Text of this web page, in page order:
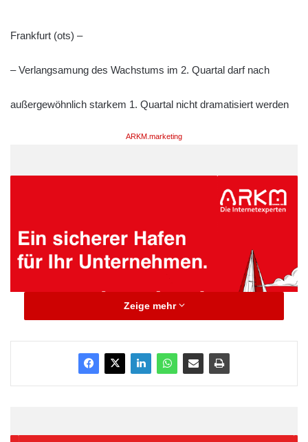
Frankfurt (ots) –
– Verlangsamung des Wachstums im 2. Quartal darf nach
außergewöhnlich starkem 1. Quartal nicht dramatisiert werden
ARKM.marketing
– KfW erwartet Wachstum des Bruttoinlandsprodukts 2011 bei
Zeige mehr